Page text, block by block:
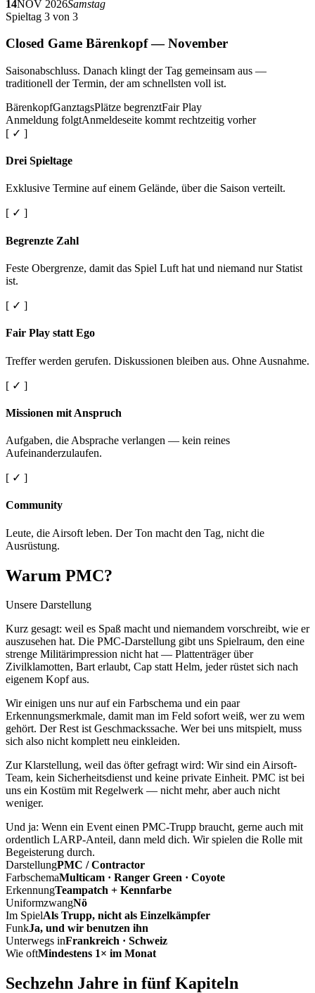
14NOV 2026Samstag
Spieltag 3 von 3
Closed Game Bärenkopf — November
Saisonabschluss. Danach klingt der Tag gemeinsam aus —
traditionell der Termin, der am schnellsten voll ist.
BärenkopfGanztagsPlätze begrenztFair Play
Anmeldung folgtAnmeldeseite kommt rechtzeitig vorher
[ ✓ ]
Drei Spieltage
Exklusive Termine auf einem Gelände, über die Saison verteilt.
[ ✓ ]
Begrenzte Zahl
Feste Obergrenze, damit das Spiel Luft hat und niemand nur Statist
ist.
[ ✓ ]
Fair Play statt Ego
Treffer werden gerufen. Diskussionen bleiben aus. Ohne Ausnahme.
[ ✓ ]
Missionen mit Anspruch
Aufgaben, die Absprache verlangen — kein reines
Aufeinanderzulaufen.
[ ✓ ]
Community
Leute, die Airsoft leben. Der Ton macht den Tag, nicht die
Ausrüstung.
Warum PMC?
Unsere Darstellung
Kurz gesagt: weil es Spaß macht und niemandem vorschreibt, wie er
auszusehen hat. Die PMC-Darstellung gibt uns Spielraum, den eine
strenge Militärimpression nicht hat — Plattenträger über
Zivilklamotten, Bart erlaubt, Cap statt Helm, jeder rüstet sich nach
eigenem Kopf aus.
Wir einigen uns nur auf ein Farbschema und ein paar
Erkennungsmerkmale, damit man im Feld sofort weiß, wer zu wem
gehört. Der Rest ist Geschmackssache. Wer bei uns mitspielt, muss
sich also nicht komplett neu einkleiden.
Zur Klarstellung, weil das öfter gefragt wird: Wir sind ein Airsoft-
Team, kein Sicherheitsdienst und keine private Einheit. PMC ist bei
uns ein Kostüm mit Regelwerk — nicht mehr, aber auch nicht
weniger.
Und ja: Wenn ein Event einen PMC-Trupp braucht, gerne auch mit
ordentlich LARP-Anteil, dann meld dich. Wir spielen die Rolle mit
Begeisterung durch.
DarstellungPMC / Contractor
FarbschemaMulticam · Ranger Green · Coyote
ErkennungTeampatch + Kennfarbe
UniformzwangNö
Im SpielAls Trupp, nicht als Einzelkämpfer
FunkJa, und wir benutzen ihn
Unterwegs inFrankreich · Schweiz
Wie oftMindestens 1× im Monat
Sechzehn Jahre in fünf Kapiteln